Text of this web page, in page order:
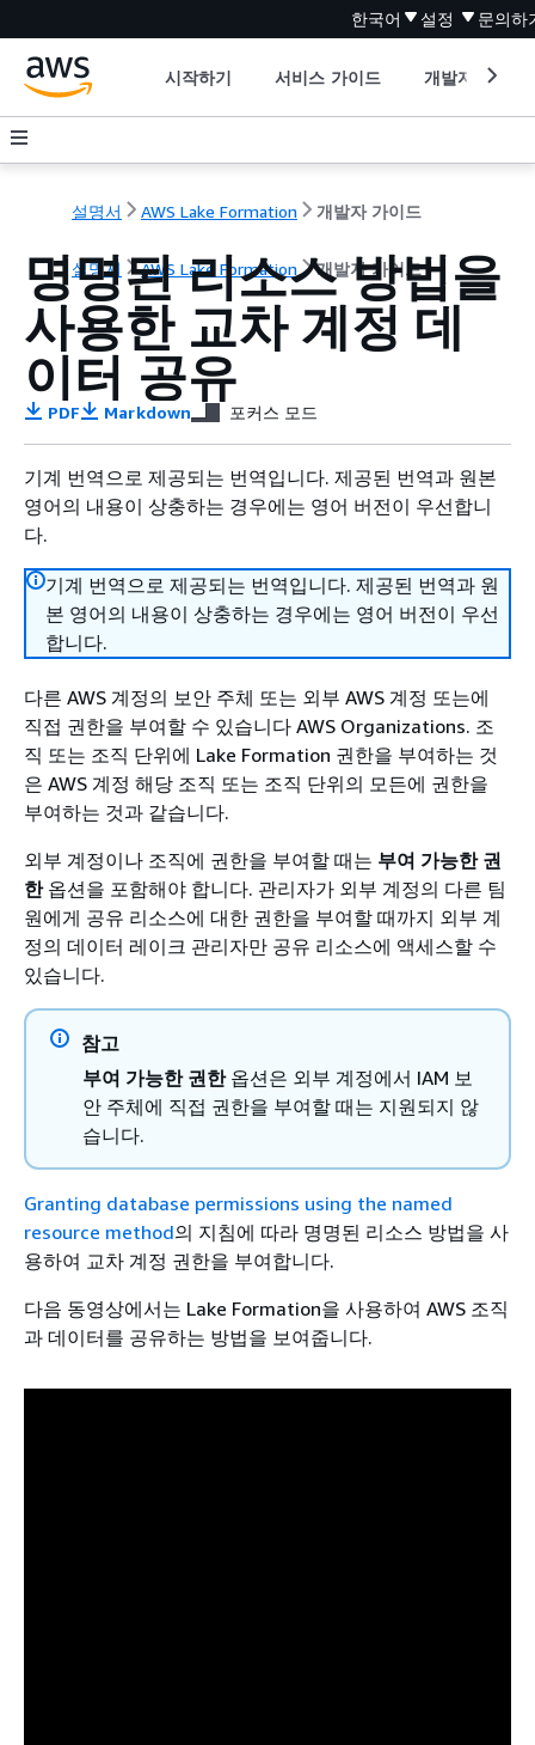
한국어 설정 문의하
시작하기 서비스 가이드 개발자 도구
설명서 AWS Lake Formation 개발자 가이드
설명서 AWS Lake Formation 개발자 가이드
명명된 리소스 방법을
사용한 교차 계정 데
이터 공유
PDF Markdown 포커스 모드
기계 번역으로 제공되는 번역입니다. 제공된 번역과 원본
영어의 내용이 상충하는 경우에는 영어 버전이 우선합니
다.
기계 번역으로 제공되는 번역입니다. 제공된 번역과 원
본 영어의 내용이 상충하는 경우에는 영어 버전이 우선
합니다.
다른 AWS 계정의 보안 주체 또는 외부 AWS 계정 또는에
직접 권한을 부여할 수 있습니다 AWS Organizations. 조
직 또는 조직 단위에 Lake Formation 권한을 부여하는 것
은 AWS 계정 해당 조직 또는 조직 단위의 모든에 권한을
부여하는 것과 같습니다.
외부 계정이나 조직에 권한을 부여할 때는 부여 가능한 권
한옵션을 포함해야 합니다. 관리자가 외부 계정의 다른 팀
원에게 공유 리소스에 대한 권한을 부여할 때까지 외부 계
정의 데이터 레이크 관리자만 공유 리소스에 액세스할 수
있습니다.
참고
부여 가능한 권한옵션은 외부 계정에서 IAM 보
안 주체에 직접 권한을 부여할 때는 지원되지 않
습니다.
Granting database permissions using the named
resource method의 지침에 따라 명명된 리소스 방법을 사
용하여 교차 계정 권한을 부여합니다.
다음 동영상에서는 Lake Formation을 사용하여 AWS 조직
과 데이터를 공유하는 방법을 보여줍니다.